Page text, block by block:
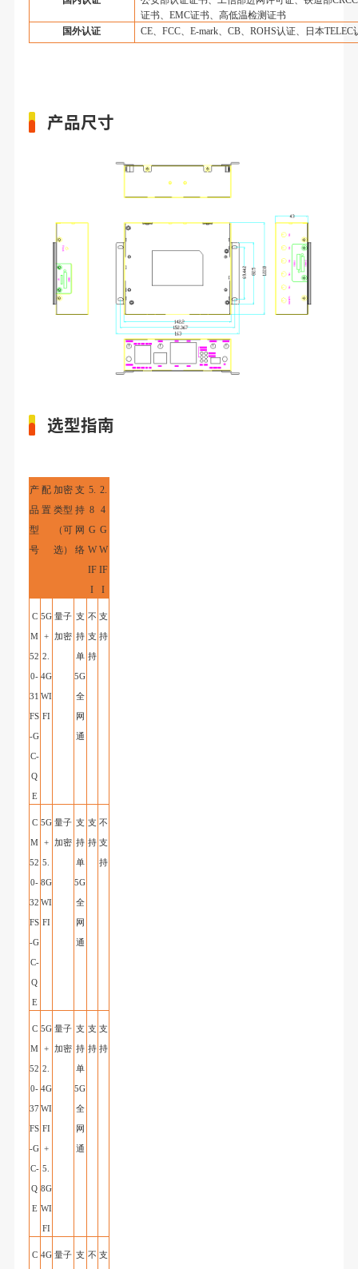
证书、 EMC证书、高低温检测证书
国外认证
CE、 FCC、 E-mark、 CB、 ROHS认证、日本TELEC
产品尺寸
选型指南
产
品
型
号
配
置
加密
类型
（可
选）
支
持
网
络
5.
8
G
W
IF
I
2.
4
G
W
IF
I
C
M
52
0-
31
FS
-G
C-
Q
E
5G
+
2.
4G
WI
FI
量子
加密
支
持
单
5G
全
网
通
不
支
持
支
持
C
M
52
0-
32
FS
-G
C-
Q
E
5G
+
5.
8G
WI
FI
量子
加密
支
持
单
5G
全
网
通
支
持
不
支
持
C
M
52
0-
37
FS
-G
C-
Q
E
5G
+
2.
4G
WI
FI
+
5.
8G
WI
FI
量子
加密
支
持
单
5G
全
网
通
支
持
支
持
C 4G 量子 支 不 支